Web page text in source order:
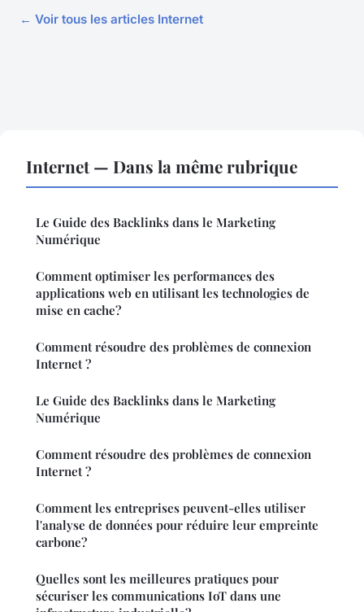
← Voir tous les articles Internet
Internet — Dans la même rubrique
Le Guide des Backlinks dans le Marketing
Numérique
Comment optimiser les performances des
applications web en utilisant les technologies de
mise en cache?
Comment résoudre des problèmes de connexion
Internet ?
Le Guide des Backlinks dans le Marketing
Numérique
Comment résoudre des problèmes de connexion
Internet ?
Comment les entreprises peuvent-elles utiliser
l'analyse de données pour réduire leur empreinte
carbone?
Quelles sont les meilleures pratiques pour
sécuriser les communications IoT dans une